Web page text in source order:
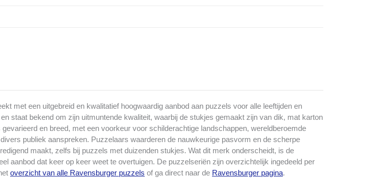
met een uitgebreid en kwalitatief hoogwaardig aanbod aan puzzels voor alle leeftijden en
staat bekend om zijn uitmuntende kwaliteit, waarbij de stukjes gemaakt zijn van dik, mat karton
en breed, met een voorkeur voor schilderachtige landschappen, wereldberoemde
publiek aanspreken. Puzzelaars waarderen de nauwkeurige pasvorm en de scherpe
maakt, zelfs bij puzzels met duizenden stukjes. Wat dit merk onderscheidt, is de
aanbod dat keer op keer weet te overtuigen. De puzzelseriën zijn overzichtelijk ingedeeld per
overzicht van alle Ravensburger puzzels of ga direct naar de Ravensburger pagina.